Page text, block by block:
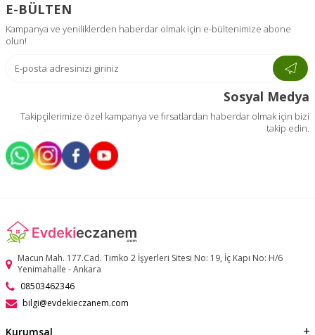
E-BÜLTEN
Kampanya ve yeniliklerden haberdar olmak için e-bültenimize abone
olun!
Sosyal Medya
Takipçilerimize özel kampanya ve fırsatlardan haberdar olmak için bizi
takip edin.
Macun Mah. 177.Cad. Timko 2 İşyerleri Sitesi No: 19, İç Kapı No: H/6
Yenimahalle - Ankara
08503462346
bilgi@evdekieczanem.com
Kurumsal